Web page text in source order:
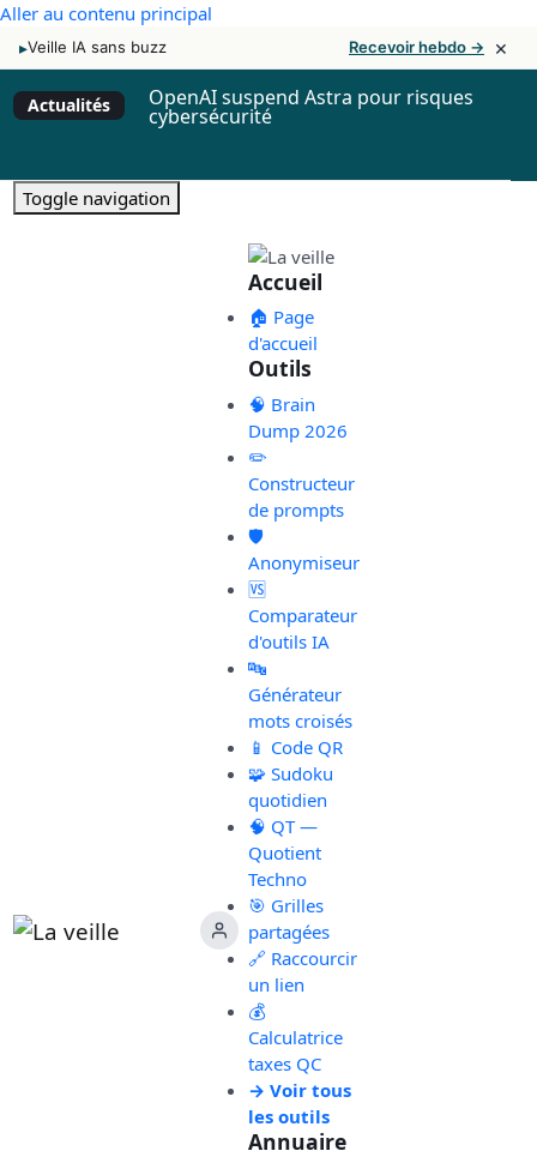
Aller au contenu principal
▸Veille IA sans buzz Recevoir hebdo → ×
Actualités OpenAI suspend Astra pour risques
cybersécurité
Toggle navigation
Accueil
🏠 Page
d'accueil
Outils
🧠 Brain
Dump 2026
✏️
Constructeur
de prompts
🛡️
Anonymiseur
🆚
Comparateur
d'outils IA
🔤
Générateur
mots croisés
📱 Code QR
🧩 Sudoku
quotidien
🧠 QT —
Quotient
Techno
🎯 Grilles
partagées
🔗 Raccourcir
un lien
💰
Calculatrice
taxes QC
→ Voir tous
les outils
Annuaire